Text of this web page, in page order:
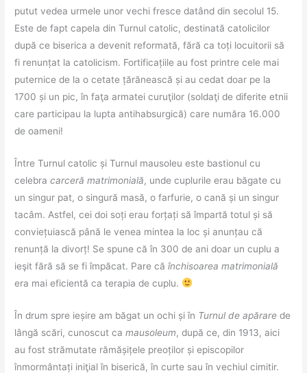
putut vedea urmele unor vechi fresce datând din secolul 15.
Este de fapt capela din Turnul catolic, destinată catolicilor
după ce biserica a devenit reformată, fără ca toți locuitorii să
fi renunțat la catolicism. Fortificațiile au fost printre cele mai
puternice de la o cetate țărănească și au cedat doar pe la
1700 și un pic, în faţa armatei curuţilor (soldaţi de diferite etnii
care participau la lupta antihabsurgică) care număra 16.000
de oameni!
Între Turnul catolic și Turnul mausoleu este bastionul cu
celebracarceră matrimonială, unde cuplurile erau băgate cu
un singur pat, o singură masă, o farfurie, o cană și un singur
tacâm. Astfel, cei doi soți erau forțați să împartă totul și să
conviețuiască până le venea mintea la loc și anunțau că
renunță la divorț! Se spune că în 300 de ani doar un cuplu a
ieşit fără să se fi împăcat. Pare căînchisoarea matrimonială
era mai eficientă ca terapia de cuplu.
În drum spre ieșire am băgat un ochi și în Turnul de apărare de
lângă scări, cunoscut camausoleum, după ce, din 1913, aici
au fost strămutate rămășițele preoților și episcopilor
înmormântați iniţial în biserică, în curte sau în vechiul cimitir.